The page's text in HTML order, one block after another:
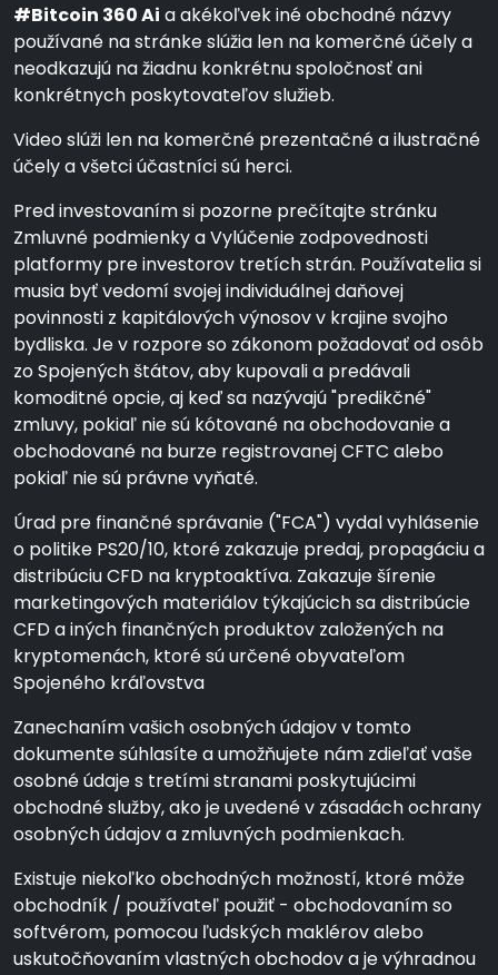
#Bitcoin 360 Ai a akékoľvek iné obchodné názvy
používané na stránke slúžia len na komerčné účely a
neodkazujú na žiadnu konkrétnu spoločnosť ani
konkrétnych poskytovateľov služieb.
Video slúži len na komerčné prezentačné a ilustračné
účely a všetci účastníci sú herci.
Pred investovaním si pozorne prečítajte stránku
Zmluvné podmienky a Vylúčenie zodpovednosti
platformy pre investorov tretích strán. Používatelia si
musia byť vedomí svojej individuálnej daňovej
povinnosti z kapitálových výnosov v krajine svojho
bydliska. Je v rozpore so zákonom požadovať od osôb
zo Spojených štátov, aby kupovali a predávali
komoditné opcie, aj keď sa nazývajú "predikčné"
zmluvy, pokiaľ nie sú kótované na obchodovanie a
obchodované na burze registrovanej CFTC alebo
pokiaľ nie sú právne vyňaté.
Úrad pre finančné správanie ("FCA") vydal vyhlásenie
o politike PS20/10, ktoré zakazuje predaj, propagáciu a
distribúciu CFD na kryptoaktíva. Zakazuje šírenie
marketingových materiálov týkajúcich sa distribúcie
CFD a iných finančných produktov založených na
kryptomenách, ktoré sú určené obyvateľom
Spojeného kráľovstva
Zanechaním vašich osobných údajov v tomto
dokumente súhlasíte a umožňujete nám zdieľať vaše
osobné údaje s tretími stranami poskytujúcimi
obchodné služby, ako je uvedené v zásadách ochrany
osobných údajov a zmluvných podmienkach.
Existuje niekoľko obchodných možností, ktoré môže
obchodník / používateľ použiť - obchodovaním so
softvérom, pomocou ľudských maklérov alebo
uskutočňovaním vlastných obchodov a je výhradnou